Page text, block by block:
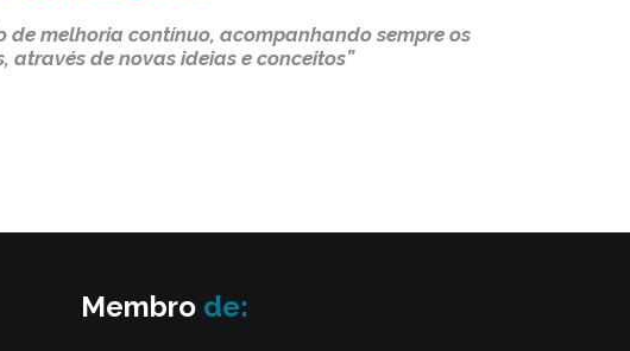
de melhoria contínuo, acompanhando sempre os
através de novas ideias e conceitos”
Membro